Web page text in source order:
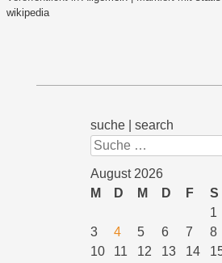
wikipedia
suche | search
Suchen
August 2026
M
D M D F S
1
3
4 5 6 7 8
10
11 12 13 14